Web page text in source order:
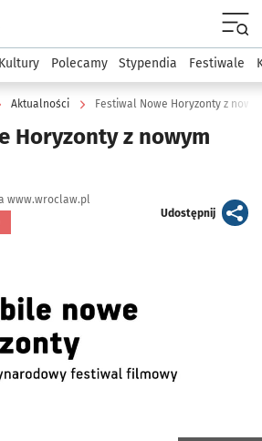
podserwis: Kultura
Polecamy Stypendia Festiwale
Aktualności Festiwal Nowe Horyzonty z
Horyzonty z nowym
www.wroclaw.pl
Udostępnijartykuł